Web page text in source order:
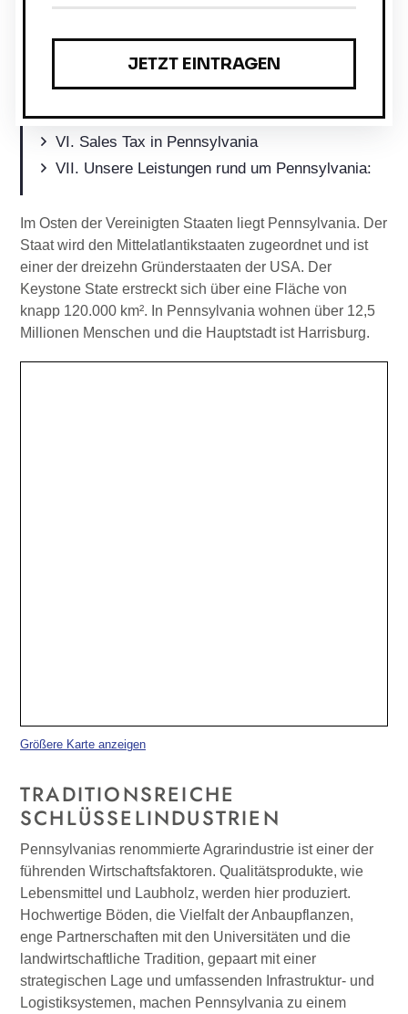
o
r
i
e
:
Zusammenarbeit zwischen Wirtschaft und
Einkommensteuer in Pennsylvania
Körperschaftsteuer in Pennsylvania
Sales Tax in Pennsylvania
Unsere Leistungen rund um Pennsylvania:
Im Osten der Vereinigten Staaten liegt Pennsylvania. Der
Staat wird den Mittelatlantikstaaten zugeordnet und ist
einer der dreizehn Gründerstaaten der USA. Der
Keystone State erstreckt sich über eine Fläche von
knapp 120.000 km². In Pennsylvania wohnen über 12,5
Millionen Menschen und die Hauptstadt ist Harrisburg.
Größere Karte anzeigen
TRADITIONSREICHE
SCHLÜSSELINDUSTRIEN
Pennsylvanias renommierte Agrarindustrie ist einer der
führenden Wirtschaftsfaktoren. Qualitätsprodukte, wie
Lebensmittel und Laubholz, werden hier produziert.
Hochwertige Böden, die Vielfalt der Anbaupflanzen,
enge Partnerschaften mit den Universitäten und die
landwirtschaftliche Tradition, gepaart mit einer
strategischen Lage und umfassenden Infrastruktur- und
Logistiksystemen, machen Pennsylvania zu einem